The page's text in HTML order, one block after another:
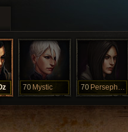
70 Mystic 70 Persephone